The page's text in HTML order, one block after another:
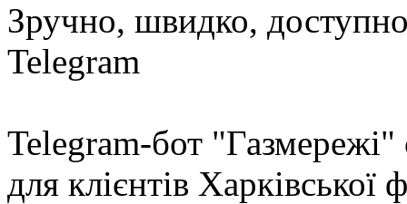
Зручно, швидко,
Telegram
Telegram-бот
для клієнтів Харківської